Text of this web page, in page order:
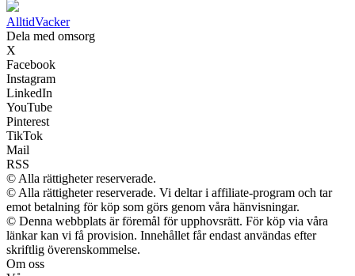
AlltidVacker
Dela med omsorg
X
Facebook
Instagram
LinkedIn
YouTube
Pinterest
TikTok
Mail
RSS
© Alla rättigheter reserverade.
© Alla rättigheter reserverade. Vi deltar i affiliate-program och tar
emot betalning för köp som görs genom våra hänvisningar.
© Denna webbplats är föremål för upphovsrätt. För köp via våra
länkar kan vi få provision. Innehållet får endast användas efter
skriftlig överenskommelse.
Om oss